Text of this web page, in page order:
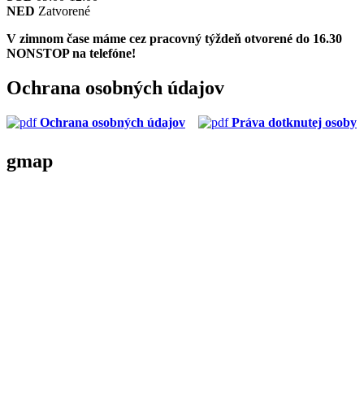
NED Zatvorené
V zimnom čase máme cez pracovný týždeň otvorené do 16.30
NONSTOP na telefóne!
Ochrana osobných údajov
Ochrana osobných údajov Práva dotknutej osoby
gmap